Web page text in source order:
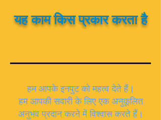
यह काम किस प्रकार करता है
हम आपके इनपुट को महत्व देते हैं।
हम आपकी सवारी के लिए एक अनुकूलित
अनुभव प्रदान करने में विश्वास करते हैं।